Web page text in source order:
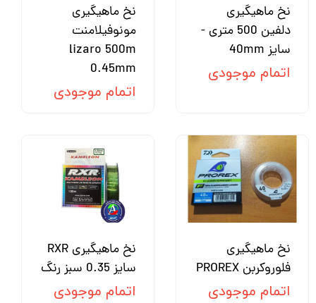
نخ ماهیگیری
دلفین 500 متری -
سایز 40mm
اتمام موجودی
نخ ماهیگیری
مونوفیلامنت
lizaro 500m
0.45mm
اتمام موجودی
نخ ماهیگیری
فلوروکربن PROREX
اتمام موجودی
نخ ماهیگیری RXR
سایز 0.35 سبز رنگ
اتمام موجودی